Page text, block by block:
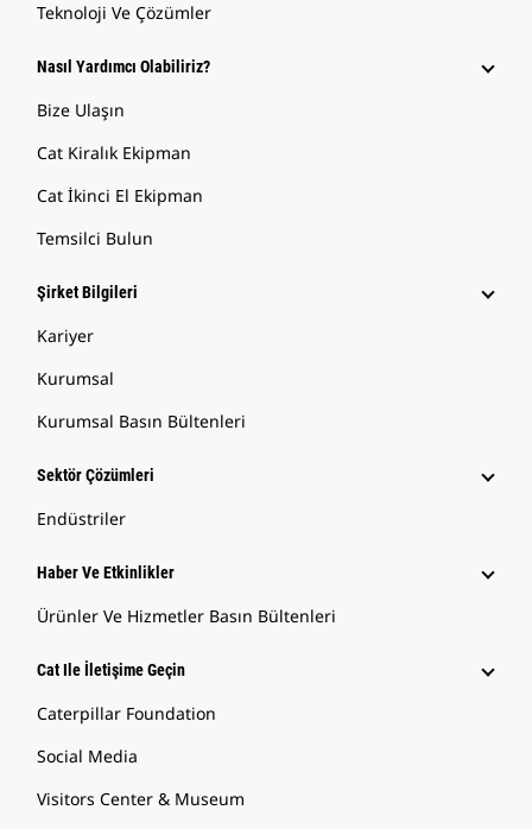
Teknoloji Ve Çözümler
Nasıl Yardımcı Olabiliriz?
Bize Ulaşın
Cat Kiralık Ekipman
Cat İkinci El Ekipman
Temsilci Bulun
Şirket Bilgileri
Kariyer
Kurumsal
Kurumsal Basın Bültenleri
Sektör Çözümleri
Endüstriler
Haber Ve Etkinlikler
Ürünler Ve Hizmetler Basın Bültenleri
Cat Ile İletişime Geçin
Caterpillar Foundation
Social Media
Visitors Center & Museum